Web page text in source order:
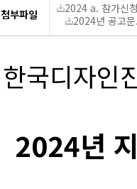
첨부파일
2024 a. 참가신
2024년 공고
한국디자인
2024년